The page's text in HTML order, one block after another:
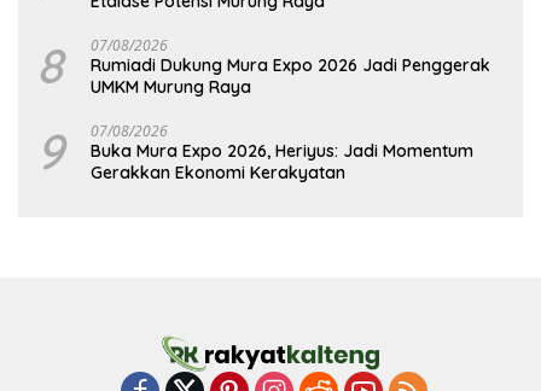
8 07/08/2026
Rumiadi Dukung Mura Expo 2026 Jadi Penggerak
UMKM Murung Raya
9 07/08/2026
Buka Mura Expo 2026, Heriyus: Jadi Momentum
Gerakkan Ekonomi Kerakyatan